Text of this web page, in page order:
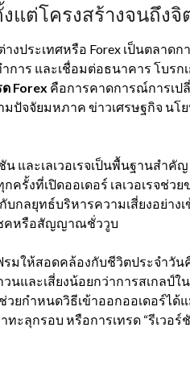
แต่โครงสร้างจนถึงจิ
งประเทศหรือ Forex เป็นตลาด
าร และเชื่อมต่อธนาคาร โบรก
ด Forex คือการคาดการณ์การเป
ปัจจัยมหภาค ข่าวเศรษฐกิจ นโ
น และเลเวอเรจเป็นพื้นฐานสำคั
รั้งที่เปิดออเดอร์ เลเวอเรจช่ว
กลยุทธ์บริหารความเสี่ยงอย่าง
คหรือสัญญาณชั่ววูบ
มให้สอดคล้องกับชีวิตประจำวัน
และเสี่ยงน้อยกว่าการสเกลป์ใ
วยกำหนดวิธีเข้าออกออเดอร์ไ
ทะลุกรอบ หรือการเทรด “รีเวอ